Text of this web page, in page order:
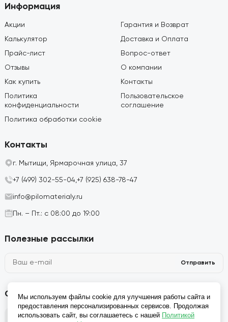
Информация
Акции
Калькулятор
Прайс-лист
Отзывы
Как купить
Политика
конфиденциальности
Политика обработки cookie
Гарантия и Возврат
Доставка и Оплата
Вопрос-ответ
О компании
Контакты
Пользовательское
соглашение
Контакты
г. Мытищи, Ярмарочная улица, 37
+7 (499) 302-55-04,+7 (925) 638-78-47
info@pilomaterialy.ru
Пн. – Пт.: с 08:00 до 19:00
Полезные рассылки
Отправить
Социальные сети
Мы используем файлы cookie для улучшения работы сайта и
предоставления персонализированных сервисов. Продолжая
использовать сайт, вы соглашаетесь с нашей Политикой